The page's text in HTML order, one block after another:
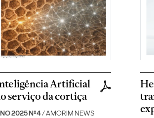
Artificial
serviço da cortiça
2025 Nº4/ AMORIM NEWS